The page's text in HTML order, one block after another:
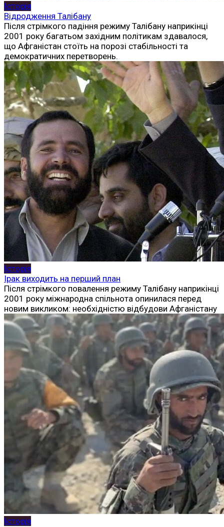
Історія
Відродження Талібану
Після стрімкого падіння режиму Талібану наприкінці
2001 року багатьом західним політикам здавалося,
що Афганістан стоїть на порозі стабільності та
демократичних перетворень.
Історія
Ірак виходить на перший план
Після стрімкого повалення режиму Талібану наприкінці
2001 року міжнародна спільнота опинилася перед
новим викликом: необхідністю відбудови Афганістану
Історія